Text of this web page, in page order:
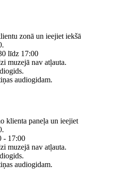
zonā un ieejiet iekšā
līdz 17:00
muzejā nav atļauta.
audiogidam.
klienta paneļa un ieejiet
- 17:00
muzejā nav atļauta.
audiogidam.